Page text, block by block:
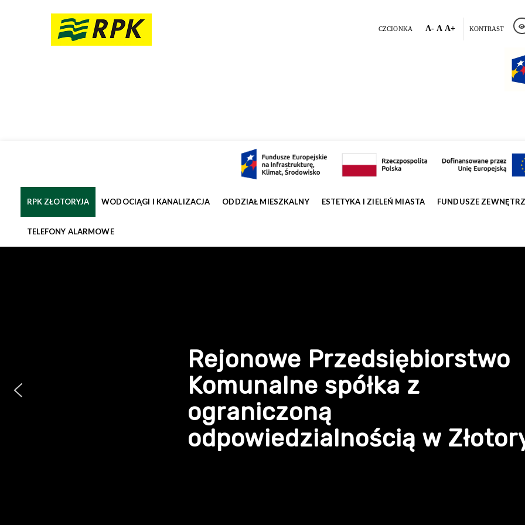
CZCIONKA A- A A+ KONTRAST
RPK ZŁOTORYJA WODOCIĄGI I KANALIZACJA ODDZIAŁ MIESZKALNY ESTETYKA I ZIELEŃ MIASTA FUNDUSZE
TELEFONY ALARMOWE
Rejonowe Przedsiębiorstwo
Komunalne spółka z
ograniczoną
odpowiedzialnością w